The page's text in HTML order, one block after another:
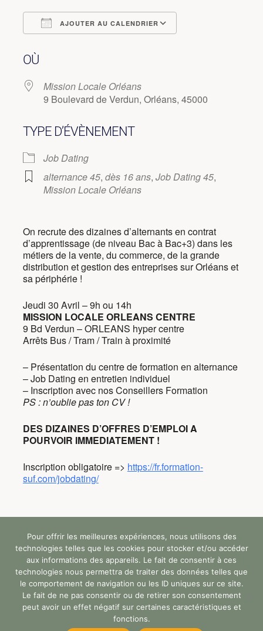
AJOUTER AU CALENDRIER
OÙ
Mission Locale Orléans
9 Boulevard de Verdun, Orléans, 45000
TYPE D’ÉVÈNEMENT
Job Dating
alternance 45, dès 16 ans, Job Dating 45,
Mission Locale Orléans
On recrute des dizaines d’alternants en contrat
d’apprentissage (de niveau Bac à Bac+3) dans les
métiers de la vente, du commerce, de la grande
distribution et gestion des entreprises sur Orléans et
sa périphérie !
Jeudi 30 Avril – 9h ou 14h
MISSION LOCALE ORLEANS CENTRE
9 Bd Verdun – ORLEANS hyper centre
Arrêts Bus / Tram / Train à proximité
– Présentation du centre de formation en alternance
– Job Dating en entretien individuel
– Inscription avec nos Conseillers Formation
PS : n’oublie pas ton CV !
DES DIZAINES D’OFFRES D’EMPLOI A
POURVOIR IMMEDIATEMENT !
Inscription obligatoire => https://fr.formation-
suf.com/jobdating/
Tous droits réservés (c) StandUp Formation (y)
2024 |
Faq Accessibilité
Rgpd
Mentions Légales
Pour offrir les meilleures expériences, nous utilisons des
technologies telles que les cookies pour stocker et/ou accéder
aux informations des appareils. Le fait de consentir à ces
technologies nous permettra de traiter des données telles que
le comportement de navigation ou les ID uniques sur ce site.
Le fait de ne pas consentir ou de retirer son consentement
peut avoir un effet négatif sur certaines caractéristiques et
fonctions.